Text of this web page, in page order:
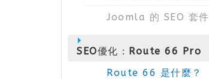
Joomla 的 SEO 套件
SEO優化：Route 66 Pro
Route 66 是什麼？